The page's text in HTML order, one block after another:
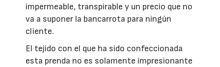
impermeable, transpirable y un precio que no
va a suponer la bancarrota para ningún
cliente.
El tejido con el que ha sido confeccionada
esta prenda no es solamente impresionante